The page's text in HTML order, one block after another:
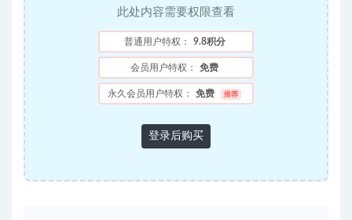
此处内容需要权限查看
普通用户特权： 9.8积分
会员用户特权： 免费
永久会员用户特权： 免费 推荐
登录后购买